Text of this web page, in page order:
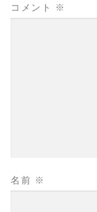
コメント ※
名前 ※